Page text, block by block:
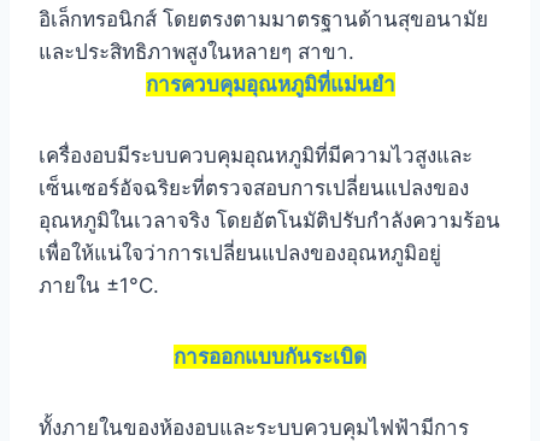
อิเล็กทรอนิกส์ โดยตรงตามมาตรฐานด้านสุขอนามัย
และประสิทธิภาพสูงในหลายๆ สาขา.
การควบคุมอุณหภูมิที่แม่นยำ
เครื่องอบมีระบบควบคุมอุณหภูมิที่มีความไวสูงและ
เซ็นเซอร์อัจฉริยะที่ตรวจสอบการเปลี่ยนแปลงของ
อุณหภูมิในเวลาจริง โดยอัตโนมัติปรับกำลังความร้อน
เพื่อให้แน่ใจว่าการเปลี่ยนแปลงของอุณหภูมิอยู่
ภายใน ±1°C.
การออกแบบกันระเบิด
ทั้งภายในของห้องอบและระบบควบคุมไฟฟ้ามีการ